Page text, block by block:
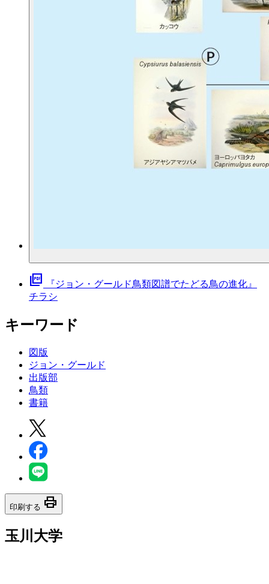
picture_as_pdf
『ジョン・グールド鳥類図譜でたどる鳥の進化』
チラシ
キーワード
図版
ジョン・グールド
出版部
鳥類
書籍
印刷する print
玉川大学